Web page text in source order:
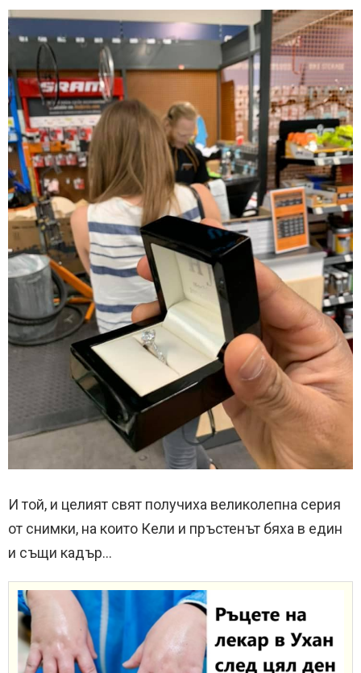
И той, и целият свят получиха великолепна серия
от снимки, на които Кели и пръстенът бяха в един
и същи кадър…